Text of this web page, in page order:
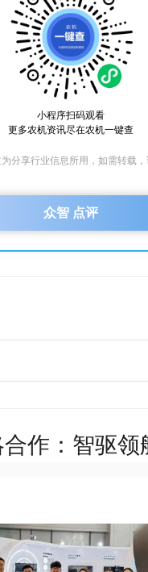
小程序扫码观看
更多农机资讯尽在农机一键查
分享行业信息所用，如需转载，
众智 点评
作：智驱领